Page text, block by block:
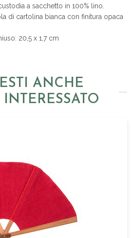
a sacchetto in 100% lino.
di cartolina bianca con finitura opaca
20,5 x 1,7 cm
ANCHE
INTERESSATO